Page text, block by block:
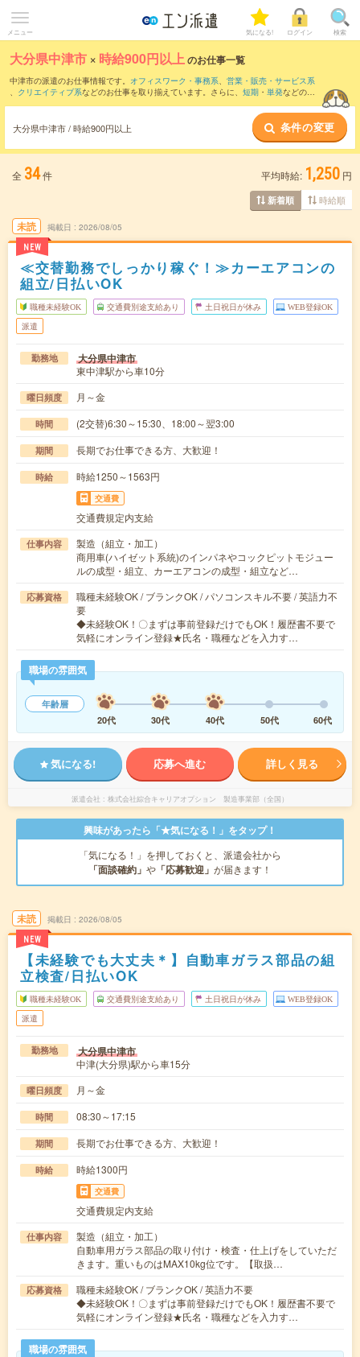
メニュー 気になる! ログイン 検索
大分県中津市 × 時給900円以上のお仕事一覧
中津市の派遣のお仕事情報です。 オフィスワーク・事務系、 営業・販売・サービス系
、 クリエイティブ系などのお仕事を取り揃えています。さらに、 短期 ・ 単発などの期
時給1050円以上 ・1800円以上の求人はこちら
当サイトでは法令を遵守し、最低賃金以上の求人のみを掲載しています。
大分県中津市 / 時給900円以上 条件の変更
全 34件 平均時給: 1,250 円
新着順 時給順
未読
NEW
掲載日 2026/08/05
≪交替勤務でしっかり稼ぐ！≫カーエアコンの
組立/日払いOK
職種未経験OK 交通費別途支給あり 土日祝日が休み WEB登録OK
派遣
勤務地 大分県中津市
東中津駅から車10分
曜日頻度 月～金
時間 (2交替)6:30～15:30、18:00～翌3:00
期間 長期でお仕事できる方、大歓迎！
時給 時給1250～1563円
交通費
交通費規定内支給
仕事内容
製造（組立・加工）
商用車(ハイゼット系統)のインパネやコックピットモジュー
ルの成型・組立、カーエアコンの成型・組立など…
応募資格
職種未経験OK / ブランクOK / パソコンスキル不要 / 英語力不
要
◆未経験OK！〇まずは事前登録だけでもOK！履歴書不要で
気軽にオンライン登録★氏名・職種などを入力す…
職場の雰囲気
年齢層
20代
30代 40代 50代 60代
気になる! 応募へ進む 詳しく見る
派遣会社 株式会社綜合キャリアオプション 製造事業部（全国）
興味があったら「★気になる！」をタップ！
「気になる！」を押しておくと、派遣会社から
「面談確約」 や 「応募歓迎」 が届きます！
未読
NEW
掲載日 2026/08/05
【未経験でも大丈夫＊】自動車ガラス部品の組
立検査/日払いOK
職種未経験OK 交通費別途支給あり 土日祝日が休み WEB登録OK
派遣
勤務地 大分県中津市
中津(大分県)駅から車15分
曜日頻度 月～金
時間 08:30～17:15
期間 長期でお仕事できる方、大歓迎！
時給 時給1300円
交通費
交通費規定内支給
仕事内容
製造（組立・加工）
自動車用ガラス部品の取り付け・検査・仕上げをしていただ
きます。重いものはMAX10kg位です。【取扱…
応募資格
職種未経験OK / ブランクOK / 英語力不要
◆未経験OK！〇まずは事前登録だけでもOK！履歴書不要で
気軽にオンライン登録★氏名・職種などを入力す…
職場の雰囲気